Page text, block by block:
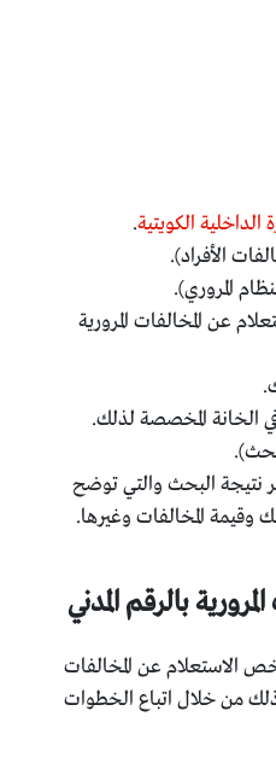
الداخلية الكويتية.
الأفراد).
المروري).
عن المخالفات المرورية
الخانة المخصصة لذلك.
نتيجة البحث والتي توضح
وقيمة المخالفات وغيرها.
بالرقم المدني
الاستعلام عن المخالفات
وذلك من خلال اتباع الخطوات